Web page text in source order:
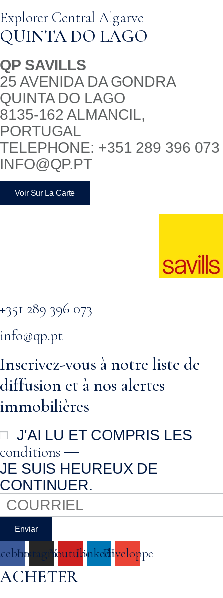
Explorer Central Algarve
VALE DO LOBO
QP SAVILLS
AVENIDA DO MAR
VALE DO LOBO
8135-034 ALMANCIL,
PORTUGAL
TELEPHONE: +351 289 009 810
VDL@QP.PT
Voir Sur La Carte
+351 289 396 073
info@qp.pt
Inscrivez-vous à notre liste de
diffusion et à nos alertes
immobilières
J'AI LU ET COMPRIS LES
conditions —
JE SUIS HEUREUX DE
CONTINUER.
Enviar
InstagramYoutubeLinkedInEnveloppe
ACHETER